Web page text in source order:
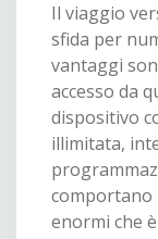
Il viaggio
sfida per
vantaggi
accesso da
dispositivo
illimitata,
comportano
enormi che